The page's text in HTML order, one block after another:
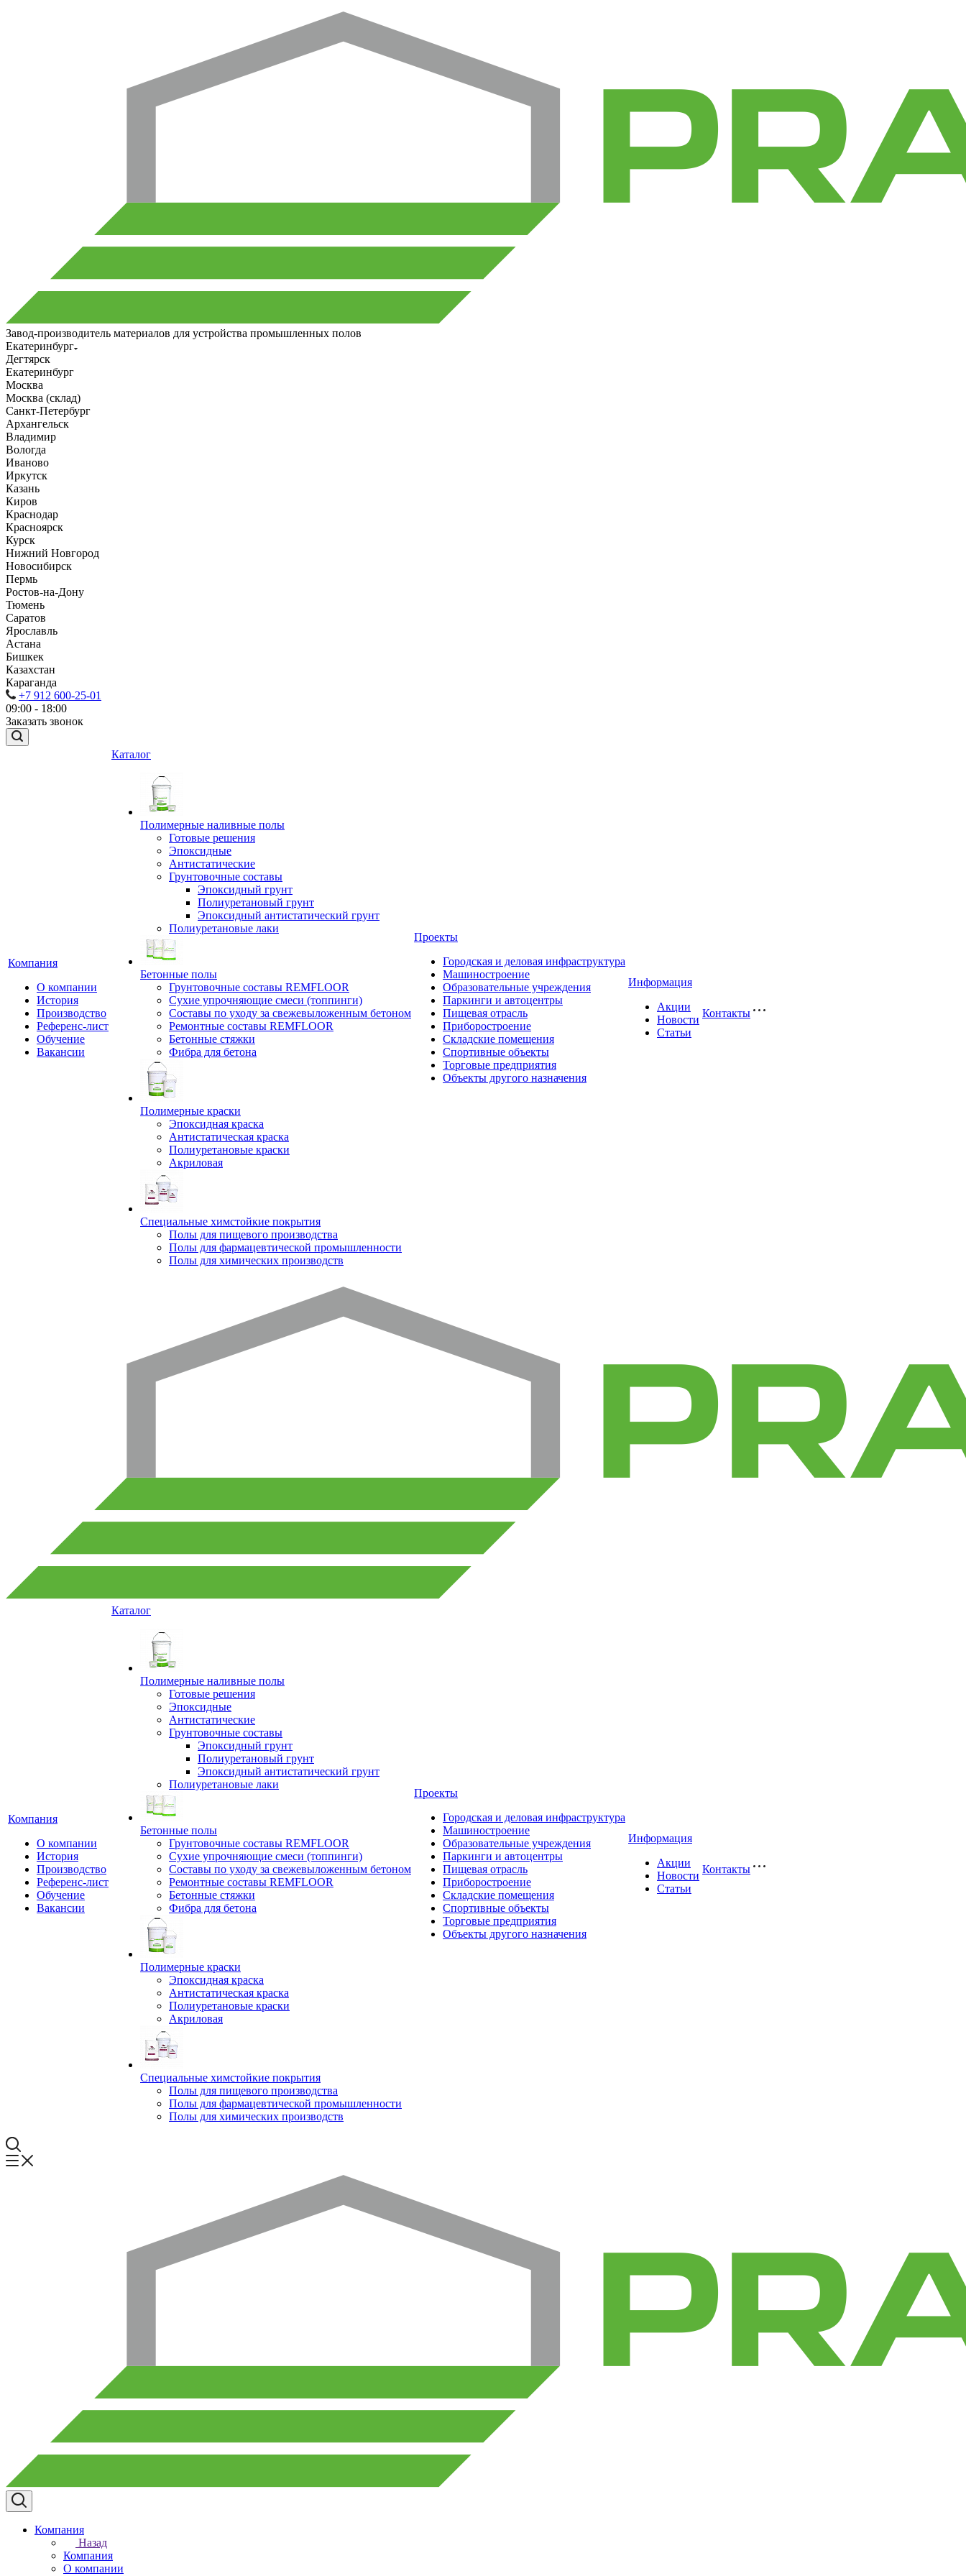
Завод-производитель материалов для устройства промышленных полов
Екатеринбург
Дегтярск
Екатеринбург
Москва
Москва (склад)
Санкт-Петербург
Архангельск
Владимир
Вологда
Иваново
Иркутск
Казань
Киров
Краснодар
Красноярск
Курск
Нижний Новгород
Новосибирск
Пермь
Ростов-на-Дону
Тюмень
Саратов
Ярославль
Астана
Бишкек
Казахстан
Караганда
+7 912 600-25-01
09:00 - 18:00
Заказать звонок
Компания
О компании
История
Производство
Референс-лист
Обучение
Вакансии
Каталог
Полимерные наливные полы
Готовые решения
Эпоксидные
Антистатические
Грунтовочные составы
Эпоксидный грунт
Полиуретановый грунт
Эпоксидный антистатический грунт
Полиуретановые лаки
Бетонные полы
Грунтовочные составы REMFLOOR
Сухие упрочняющие смеси (топпинги)
Составы по уходу за свежевыложенным бетоном
Ремонтные составы REMFLOOR
Бетонные стяжки
Фибра для бетона
Полимерные краски
Эпоксидная краска
Антистатическая краска
Полиуретановые краски
Акриловая
Специальные химстойкие покрытия
Полы для пищевого производства
Полы для фармацевтической промышленности
Полы для химических производств
Проекты
Городская и деловая инфраструктура
Машиностроение
Образовательные учреждения
Паркинги и автоцентры
Пищевая отрасль
Приборостроение
Складские помещения
Спортивные объекты
Торговые предприятия
Объекты другого назначения
Информация
Акции
Новости
Статьи
Контакты
Компания
О компании
История
Производство
Референс-лист
Обучение
Вакансии
Каталог
Полимерные наливные полы
Готовые решения
Эпоксидные
Антистатические
Грунтовочные составы
Эпоксидный грунт
Полиуретановый грунт
Эпоксидный антистатический грунт
Полиуретановые лаки
Бетонные полы
Грунтовочные составы REMFLOOR
Сухие упрочняющие смеси (топпинги)
Составы по уходу за свежевыложенным бетоном
Ремонтные составы REMFLOOR
Бетонные стяжки
Фибра для бетона
Полимерные краски
Эпоксидная краска
Антистатическая краска
Полиуретановые краски
Акриловая
Специальные химстойкие покрытия
Полы для пищевого производства
Полы для фармацевтической промышленности
Полы для химических производств
Проекты
Городская и деловая инфраструктура
Машиностроение
Образовательные учреждения
Паркинги и автоцентры
Пищевая отрасль
Приборостроение
Складские помещения
Спортивные объекты
Торговые предприятия
Объекты другого назначения
Информация
Акции
Новости
Статьи
Контакты
Компания
Назад
Компания
О компании